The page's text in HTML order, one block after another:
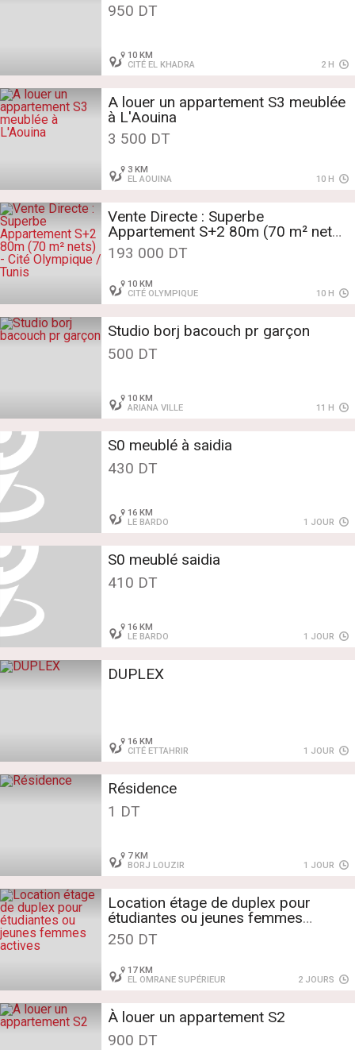
950 DT
10 KM
CITÉ EL KHADRA
2 H
A louer un appartement S3 meublée
à L'Aouina
3 500 DT
3 KM
EL AOUINA
10 H
Vente Directe : Superbe
Appartement S+2 80m (70 m² nets)
- Cité Olympique / Tunis
193 000 DT
10 KM
CITÉ OLYMPIQUE
10 H
Studio borj bacouch pr garçon
500 DT
10 KM
ARIANA VILLE
11 H
S0 meublé à saidia
430 DT
16 KM
LE BARDO
1 JOUR
S0 meublé saidia
410 DT
16 KM
LE BARDO
1 JOUR
DUPLEX
16 KM
CITÉ ETTAHRIR
1 JOUR
Résidence
1 DT
7 KM
BORJ LOUZIR
1 JOUR
Location étage de duplex pour
étudiantes ou jeunes femmes
actives
250 DT
17 KM
EL OMRANE SUPÉRIEUR
2 JOURS
À louer un appartement S2
900 DT